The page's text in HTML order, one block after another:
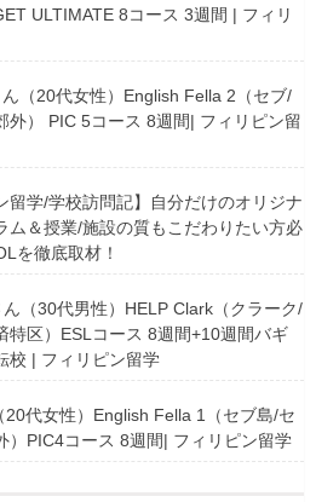
ULTIMATE 8コース 3週間 | フィリ
（20代女性）English Fella 2（セブ/
外） PIC 5コース 8週間| フィリピン留
留学/学校訪問記】自分だけのオリジナ
ム＆授業/施設の質もこだわりたい方必
を徹底取材！
（30代男性）HELP Clark（クラーク/
特区）ESLコース 8週間+10週間バギ
校 | フィリピン留学
20代女性）English Fella 1（セブ島/セ
）PIC4コース 8週間| フィリピン留学